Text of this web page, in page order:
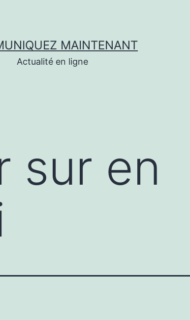
MAINTENANT
Actualité en ligne
sur en